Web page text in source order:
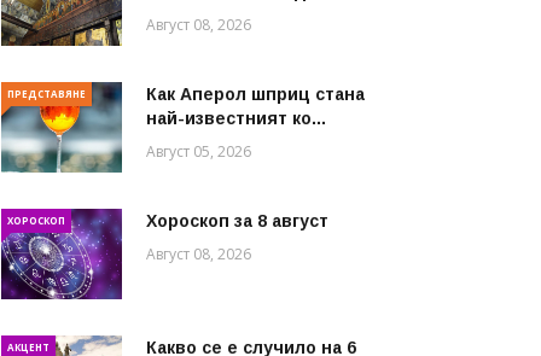
Август 08, 2026
ПРЕДСТАВЯНЕ
Как Аперол шприц стана
най-известният ко...
Август 05, 2026
ХОРОСКОП Хороскоп за 8 август
Август 08, 2026
АКЦЕНТ
Какво се е случило на 6